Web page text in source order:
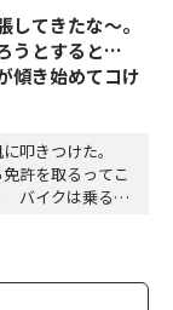
てきたな〜。
うとすると…
傾き始めてコけ
叩きつけた。
許を取るってこ
バイクは乗るだ
会や人様に…